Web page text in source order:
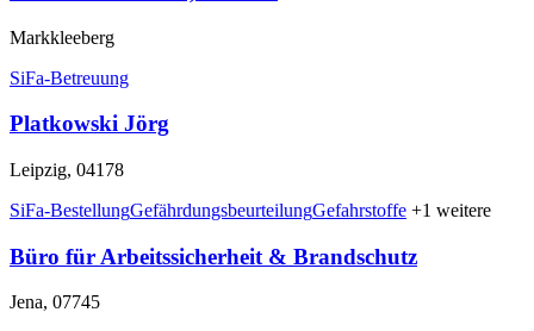
Markkleeberg
SiFa-Betreuung
Platkowski Jörg
Leipzig, 04178
SiFa-BestellungGefährdungsbeurteilungGefahrstoffe +1 weitere
Büro für Arbeitssicherheit & Brandschutz
Jena, 07745